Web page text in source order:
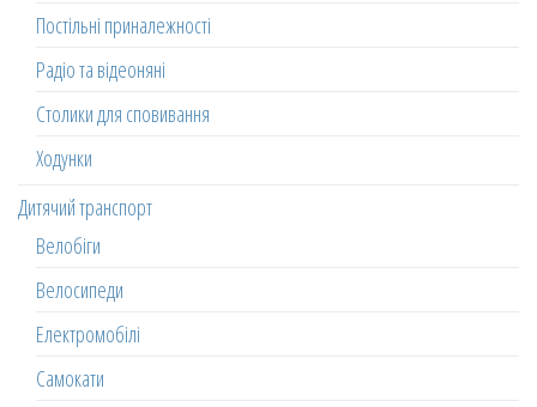
Постільні приналежності
Радіо та відеоняні
Столики для сповивання
Ходунки
Дитячий транспорт
Велобіги
Велосипеди
Електромобілі
Самокати